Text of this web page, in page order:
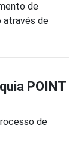
de
através de
POINT
de